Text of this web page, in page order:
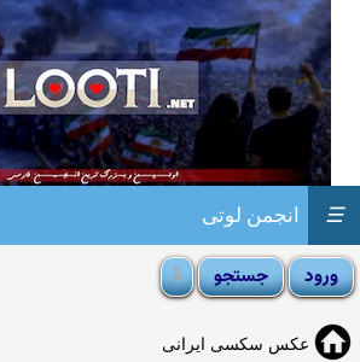
انجمن لوتی ☰
عکس سکسی ایرانی